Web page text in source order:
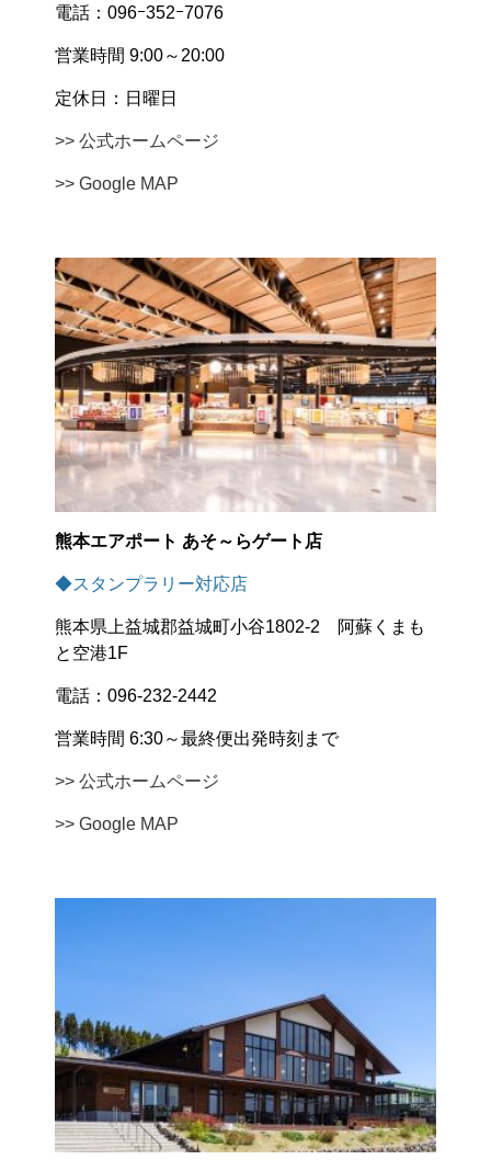
電話：096ｰ352ｰ7076
営業時間 9:00～20:00
定休日：日曜日
>> 公式ホームページ
>> Google MAP
熊本エアポート あそ～らゲート店
◆スタンプラリー対応店
熊本県上益城郡益城町小谷1802-2 阿蘇くまも
と空港1F
電話：096-232-2442
営業時間 6:30～最終便出発時刻まで
>> 公式ホームページ
>> Google MAP